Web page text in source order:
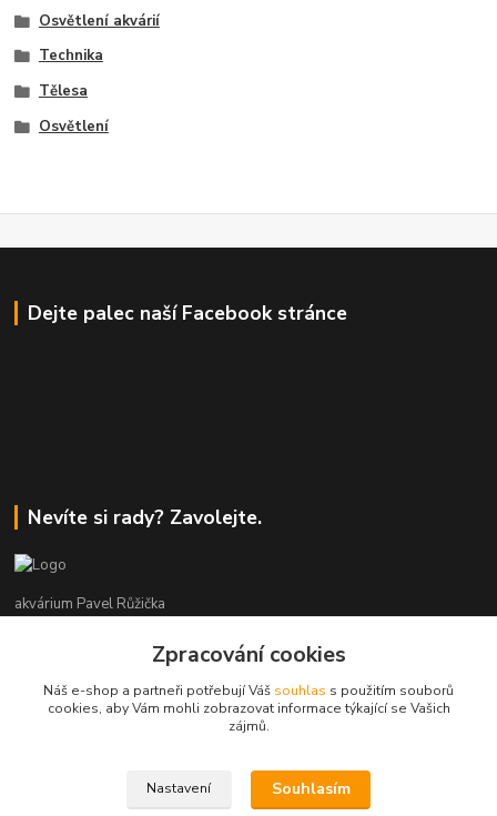
Osvětlení akvárií
Technika
Tělesa
Osvětlení
Dejte palec naší Facebook stránce
Nevíte si rady? Zavolejte.
akvárium Pavel Růžička
+420 602 118 290
9:00 až 16:00 v pracovní dny
Zpracování cookies
Náš e-shop a partneři potřebují Váš souhlas s použitím souborů
cookies, aby Vám mohli zobrazovat informace týkající se Vašich
zájmů.
Nastavení Souhlasím